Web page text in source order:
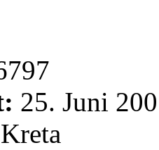
25. Juni
Kreta